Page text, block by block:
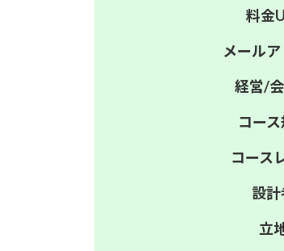
料金
メール
経営/
コース
コース
設計
立